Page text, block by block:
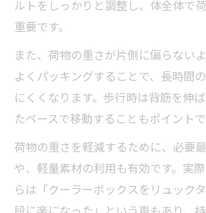
ルトをしっかりと調整し、体全体で
重要です。
また、荷物の重さが片側に偏らない
よくパッキングすることで、長時間
にくくなります。歩行時は背筋を伸
たペースで移動することもポイントで
荷物の重さを軽減するために、必要
や、軽量素材の利用も有効です。実
らは「クーラーボックスをリュック